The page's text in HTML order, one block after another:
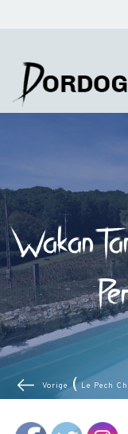
Wakan
Vorige (Le Pech